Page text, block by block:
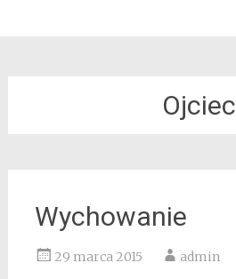
Ojciec
Wychowanie
29 marca 2015 admin